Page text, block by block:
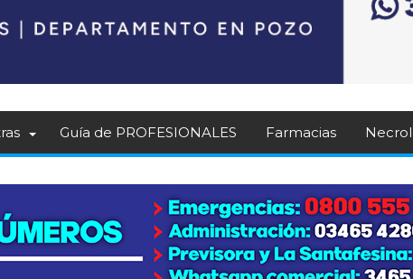
Guía de PROFESIONALES Farmacias